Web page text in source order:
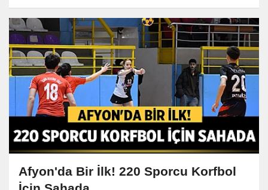
Afyon'da Bir İlk! 220 Sporcu Korfbol